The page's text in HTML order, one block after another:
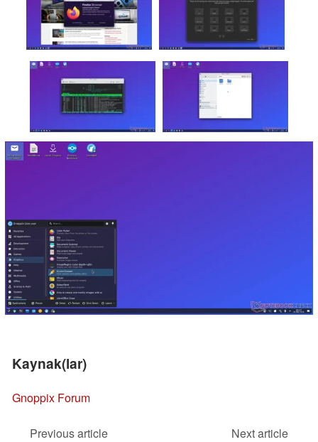
Kaynak(lar)
Gnoppix Forum
Previous article
Next article